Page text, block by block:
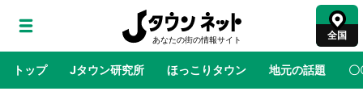
全国
トップ Jタウン研究所 ほっこりタウン 地元の話題 〇